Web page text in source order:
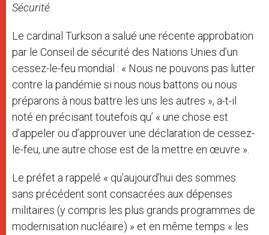
Sécurité
Le cardinal Turkson a salué une récente approbation
par le Conseil de sécurité des Nations Unies d’un
cessez-le-feu mondial : « Nous ne pouvons pas lutter
contre la pandémie si nous nous battons ou nous
préparons à nous battre les uns les autres », a-t-il
noté en précisant toutefois qu’ « une chose est
d’appeler ou d’approuver une déclaration de cessez-
le-feu, une autre chose est de la mettre en œuvre ».
Le préfet a rappelé « qu’aujourd’hui des sommes
sans précédent sont consacrées aux dépenses
militaires (y compris les plus grands programmes de
modernisation nucléaire) » et en même temps « les